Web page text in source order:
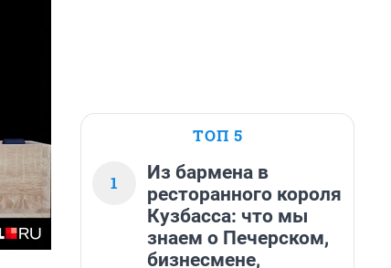
ТОП 5
1
Из бармена в
ресторанного короля
Кузбасса: что мы
знаем о Печерском,
бизнесмене,